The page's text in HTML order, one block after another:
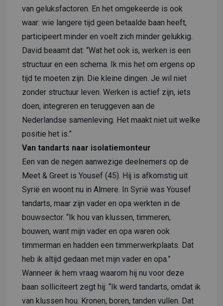
van geluksfactoren. En het omgekeerde is ook
waar: wie langere tijd geen betaalde baan heeft,
participeert minder en voelt zich minder gelukkig.
David beaamt dat: “Wat het ook is, werken is een
structuur en een schema. Ik mis het om ergens op
tijd te moeten zijn. Die kleine dingen. Je wil niet
zonder structuur leven. Werken is actief zijn, iets
doen, integreren en teruggeven aan de
Nederlandse samenleving. Het maakt niet uit welke
positie het is.”
Van tandarts naar isolatiemonteur
Een van de negen aanwezige deelnemers op de
Meet & Greet is Yousef (45). Hij is afkomstig uit
Syrië en woont nu in Almere. In Syrië was Yousef
tandarts, maar zijn vader en opa werkten in de
bouwsector. “Ik hou van klussen, timmeren,
bouwen, want mijn vader en opa waren ook
timmerman en hadden een timmerwerkplaats. Dat
heb ik altijd gedaan met mijn vader en opa.”
Wanneer ik hem vraag waarom hij nu voor deze
baan solliciteert zegt hij: “Ik werd tandarts, omdat ik
van klussen hou. Kronen, boren, tanden vullen. Dat